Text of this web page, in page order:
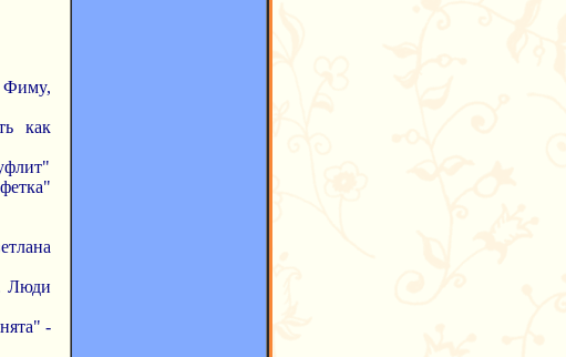
Фиму,
как
Люди
-